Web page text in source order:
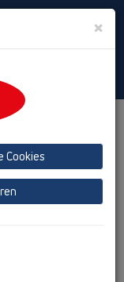
Toggle
×
Cookies